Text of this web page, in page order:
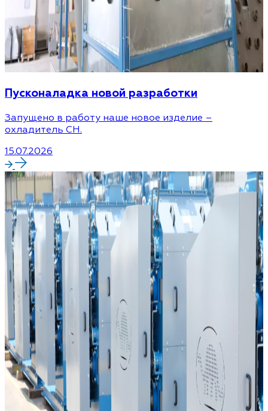
Пусконаладка новой разработки
Запущено в работу наше новое изделие –
охладитель CH.
15.07.2026